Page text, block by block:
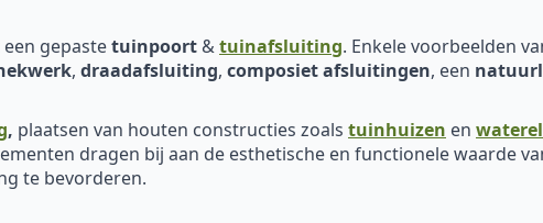
gepastetuinpoort &tuinafsluiting. Enkele voorbeelden
, draadafsluiting, composiet afsluitingen, een
, plaatsen van houten constructies zoals tuinhuizen en
dragen bij aan de esthetische en functionele waarde
te bevorderen.